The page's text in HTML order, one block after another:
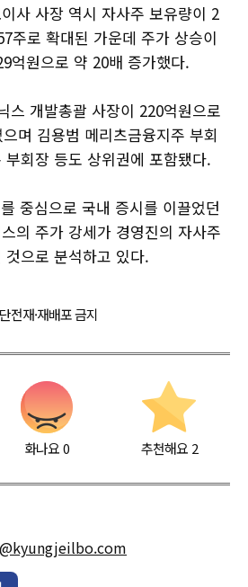
사 사장 역시 자사주 보유량이 2
주로 확대된 가운데 주가 상승이
억원으로 약 20배 증가했다.
스 개발총괄 사장이 220억원으로
며 김용범 메리츠금융지주 부회
회장 등도 상위권에 포함됐다.
중심으로 국내 증시를 이끌었던
의 주가 강세가 경영진의 자사주
으로 분석하고 있다.
재·재배포 금지
화나요0 추천해요 2